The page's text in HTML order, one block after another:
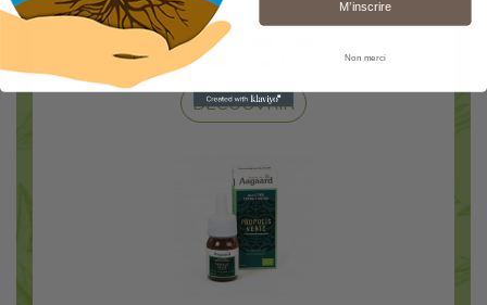
l'eau de mer et ses
minéraux pour votre
bien-être !
DÉCOUVRIR
M’inscrire
Non merci